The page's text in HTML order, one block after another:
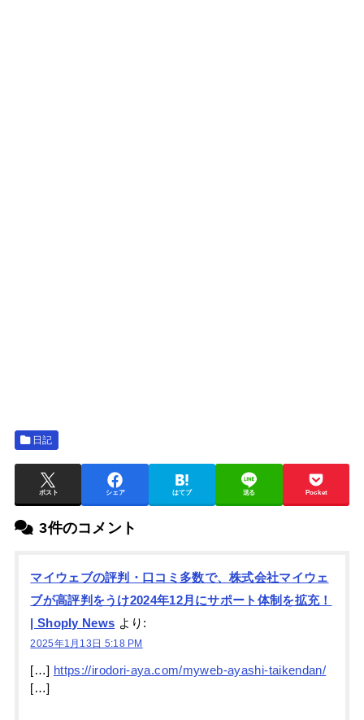
日記
ポスト シェア はてブ 送る Pocket
3件のコメント
マイウェブの評判・口コミ多数で、株式会社マイウェ
ブが高評判をうけ2024年12月にサポート体制を拡充！
| Shoply News より:
2025年1月13日 5:18 PM
[…] https://irodori-aya.com/myweb-ayashi-taikendan/
[…]